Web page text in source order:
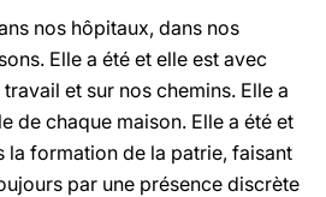
nos hôpitaux, dans nos
Elle a été et elle est avec
et sur nos chemins. Elle a
de chaque maison. Elle a été et
la formation de la patrie, faisant
par une présence discrète